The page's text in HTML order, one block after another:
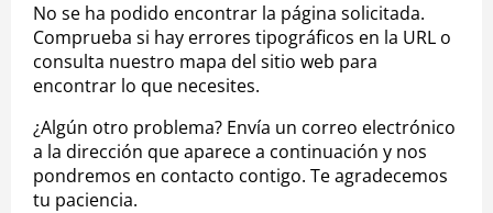
No se ha podido encontrar la página solicitada.
Comprueba si hay errores tipográficos en la URL o
consulta nuestro mapa del sitio web para
encontrar lo que necesites.
¿Algún otro problema? Envía un correo electrónico
a la dirección que aparece a continuación y nos
pondremos en contacto contigo. Te agradecemos
tu paciencia.